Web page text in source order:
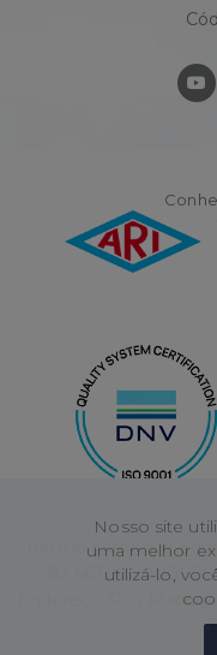
Nosso site
uma melhor
utilizá-lo,
Bermo Válvulas e
82.662.263/0001-
Endereço: Rua
-